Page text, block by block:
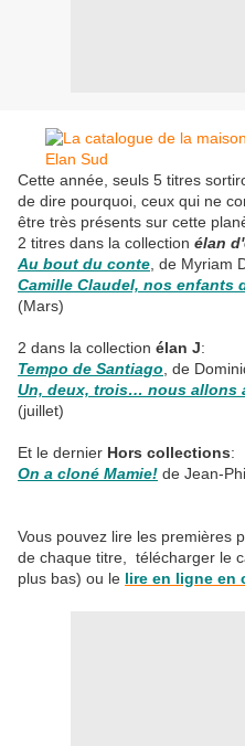
Cette année, seuls 5 titres
de dire pourquoi, ceux qui ne
être très présents sur cette
2 titres dans la collection élan
Au bout du conte , de Myriam
Camille Claudel, nos enfants
(Mars)
2 dans la collection élan J:
Tempo de Santiago , de
Un, deux, trois… nous allons
(juillet)
Et le dernier Hors collections:
On a cloné Mamie! de Jean-
Vous pouvez lire les premières
de chaque titre, télécharger le
plus bas) ou le lire en ligne en